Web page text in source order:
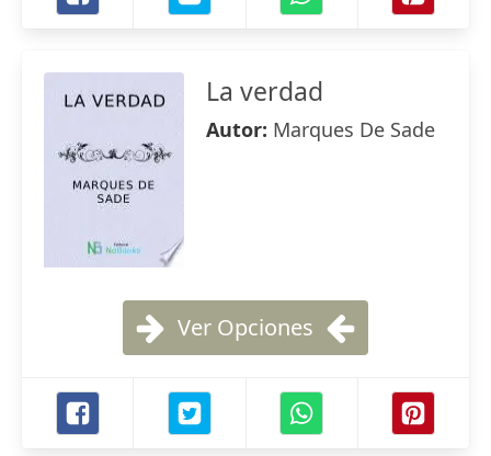
La verdad
Autor: Marques De Sade
Ver Opciones